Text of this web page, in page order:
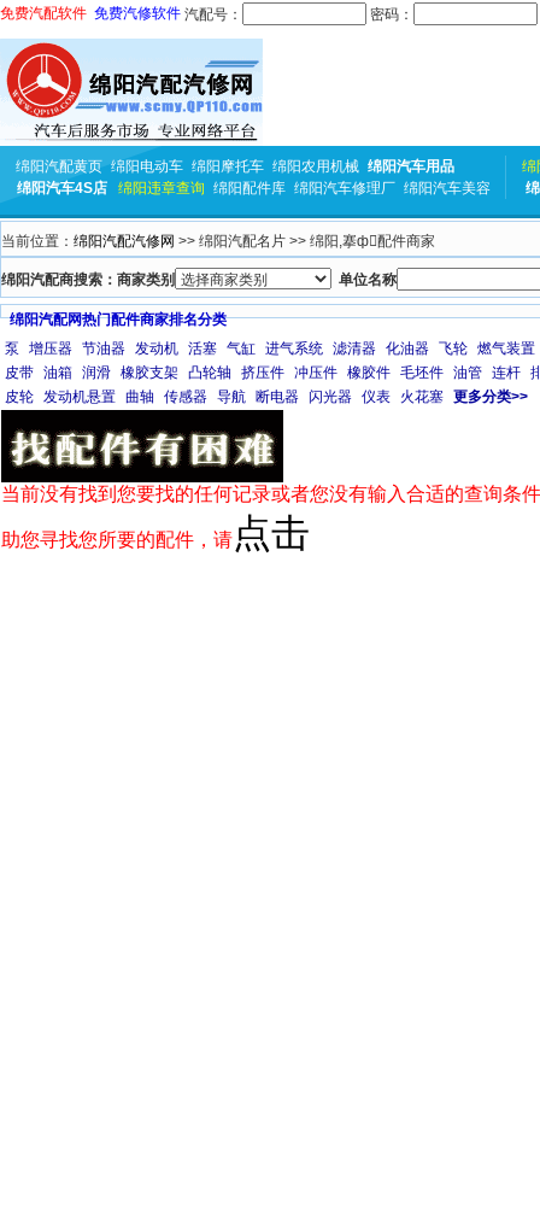
免费汽配软件 免费汽修软件 汽配号： 密码：
绵阳汽配黄页 绵阳电动车 绵阳摩托车 绵阳农用机械 绵阳汽车用品
绵阳汽车4S店
绵阳违章查询 绵阳配件库 绵阳汽车修理厂 绵阳汽车美容
绵
当前位置： 绵阳汽配汽修网 >> 绵阳汽配名片 >> 绵阳,搴ф配件商家
绵阳汽配商搜索：商家类别 单位名称
绵阳汽配网热门配件商家排名分类
泵
增压器 节油器 发动机 活塞 气缸 进气系统 滤清器 化油器 飞轮 燃气装置
皮带 油箱 润滑 橡胶支架 凸轮轴 挤压件 冲压件 橡胶件 毛坯件 油管 连杆
皮轮 发动机悬置 曲轴 传感器 导航 断电器 闪光器 仪表 火花塞 更多分类>>
当前没有找到您要找的任何记录或者您没有输入合适的查询条
助您寻找您所要的配件，请 点击